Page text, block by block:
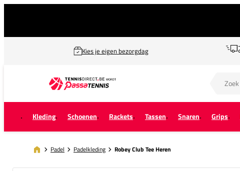
Kies je eigen bezorgdag
Kleding Schoenen Rackets Tassen Snaren Grips
Padel Padelkleding Robey Club Tee Heren